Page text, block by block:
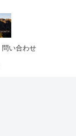
問い合わせ